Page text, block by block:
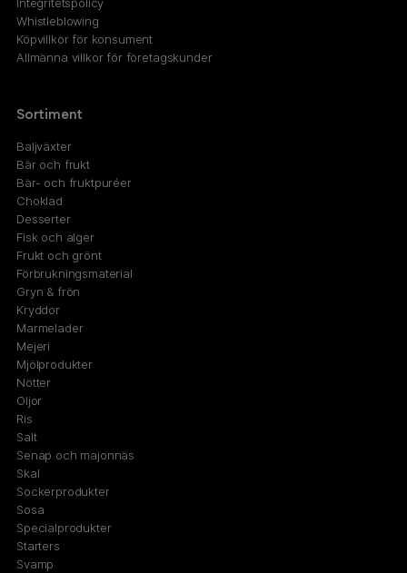
Whistleblowing
Köpvillkor för konsument
Allmänna villkor för företagskunder
Sortiment
Baljväxter
Bär och frukt
Bär- och fruktpuréer
Choklad
Desserter
Fisk och alger
Frukt och grönt
Förbrukningsmaterial
Gryn & frön
Kryddor
Marmelader
Mejeri
Mjölprodukter
Nötter
Oljor
Ris
Salt
Senap och majonnäs
Skal
Sockerprodukter
Sosa
Specialprodukter
Starters
Svamp